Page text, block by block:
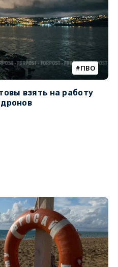
ПВО
взять на работу